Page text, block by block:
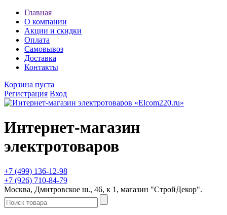
Главная
О компании
Акции и скидки
Оплата
Самовывоз
Доставка
Контакты
Корзина пуста
Регистрация Вход
Интернет-магазин
электротоваров
+7 (499) 136-12-98
+7 (926) 710-84-79
Москва, Дмитровское ш., 46, к 1, магазин "СтройДекор".